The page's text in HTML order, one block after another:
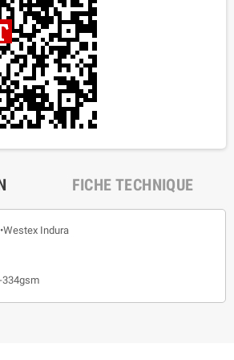
FICHE TECHNIQUE
Indura
334gsm